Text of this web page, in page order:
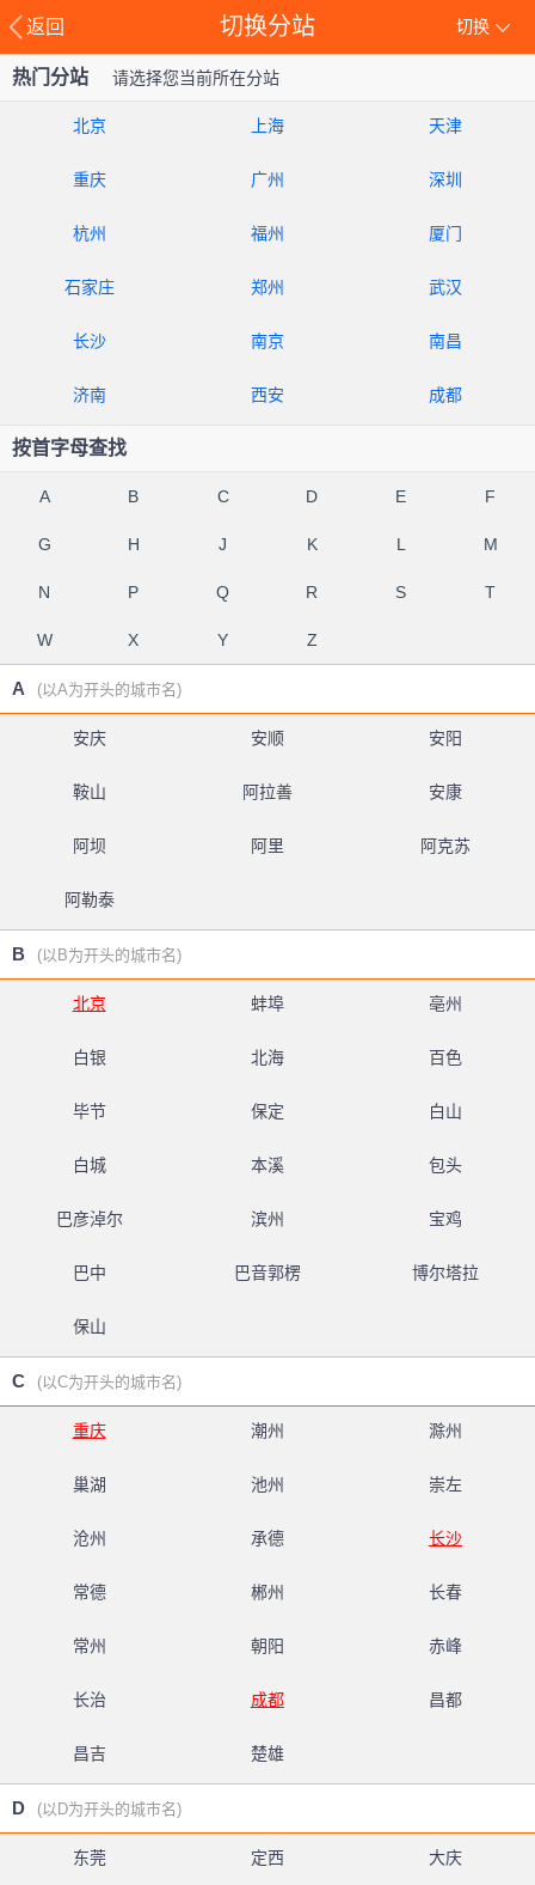
返回 切换
切换分站
热门分站 请选择您当前所在分站
北京 上海 天津
重庆 广州 深圳
杭州 福州 厦门
石家庄 郑州 武汉
长沙 南京 南昌
济南 西安 成都
按首字母查找
A B C D E F
G H J K L M
N P Q R S T
W X Y Z
A (以A为开头的城市名)
安庆 安顺 安阳
鞍山 阿拉善 安康
阿坝 阿里 阿克苏
阿勒泰
B (以B为开头的城市名)
北京 蚌埠 亳州
白银 北海 百色
毕节 保定 白山
白城 本溪 包头
巴彦淖尔 滨州 宝鸡
巴中 巴音郭楞 博尔塔拉
保山
C (以C为开头的城市名)
重庆 潮州 滁州
巢湖 池州 崇左
沧州 承德 长沙
常德 郴州 长春
常州 朝阳 赤峰
长治 成都 昌都
昌吉 楚雄
D (以D为开头的城市名)
东莞 定西 大庆